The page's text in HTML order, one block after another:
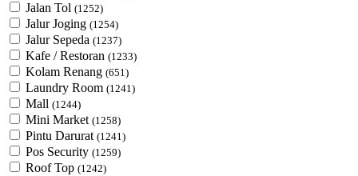
Jalan Tol (1252)
Jalur Joging (1254)
Jalur Sepeda (1237)
Kafe / Restoran (1233)
Kolam Renang (651)
Laundry Room (1241)
Mall (1244)
Mini Market (1258)
Pintu Darurat (1241)
Pos Security (1259)
Roof Top (1242)